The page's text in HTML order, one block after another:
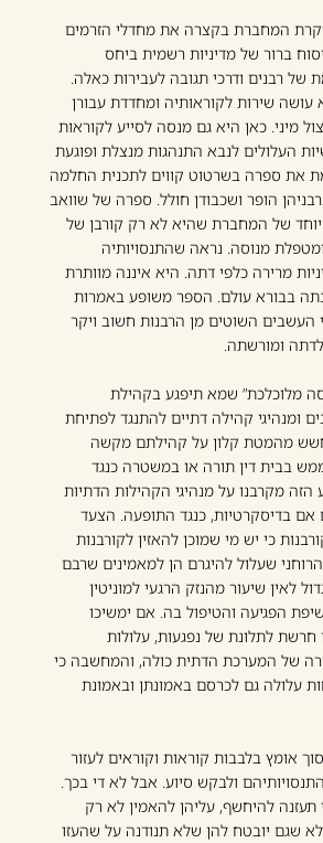
המחברת בקצרה את מחדלי הזרמים
ברור של מדיניות רשמית ביחס
של רבנים ודרכי תגובה לעבירות כאלה.
שירות לקוראותיה ומחדדת עבורן
מיני. כאן היא גם מנסה לסייע לקוראות
העלולים לנבא התנהגות מנצלת ופוגעת
את ספרה בשרטוט קווים לתכנית החלמה
הופר ושכבודן חולל. ספרה של שוואב
של המחברת שהיא לא רק קורבן של
מנוסה. נראה שהתנסויותיה
מרירה כלפי דתה. היא איננה מוותרת
בבורא עולם. הספר משופע באמרות
העשבים השוטים מן הרבנות חשוב ויקר
ומורשתה.
מלוכלכת” שמא תיפגע בקהילת
ומנהיגי קהילה דתיים להתנגד לפתיחת
מהמטת קלון על קהילתם מקשה
בבית דין תורה או במשטרה כנגד
הזה מקרבנו על מנהיגי הקהילות הדתיות
אם בדיסקרטיות, כנגד התופעה. הצעד
כי יש מי שמוכן להאזין לקורבנות
שעלול להיגרם הן למאמינים שרבם
לאין שיעור מהנזק הרגעי למוניטין
הפגיעה והטיפול בה. אם ימשיכו
חרשת לתלונת של נפגעות, עלולות
של המערכת הדתית כולה, והמחשבה כי
עלולה גם לכרסם באמונתן ובאמונת
אומץ בלבבות קוראות וקוראים לעזור
ולבקש סיוע. אבל לא די בכך.
תעזנה להיחשף, עליהן להאמין לא רק
שגם יובטח להן שלא תנודנה על שהעזו